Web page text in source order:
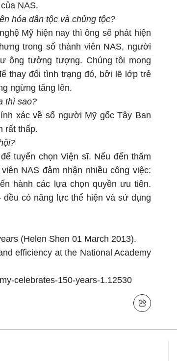
NAS.
hóa dân tộc và chủng tộc?
Mỹ hiện nay thì ông sẽ phát hiện
trong số thành viên NAS, người
ông tưởng tượng. Chúng tôi mong
thay đổi tình trạng đó, bởi lẽ lớp trẻ
ngừng tăng lên.
thì sao?
xác về số người Mỹ gốc Tây Ban
rất thấp.
tuyển chọn Viện sĩ. Nếu đến thăm
NAS đảm nhận nhiều công việc:
hành các lựa chọn quyền ưu tiên.
có năng lực thể hiện và sử dụng
(Helen Shen 01 March 2013).
efficiency at the National Academy
celebrates-150-years-1.12530